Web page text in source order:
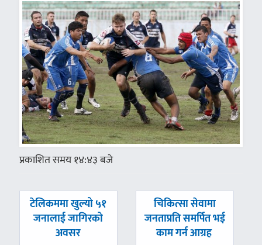
प्रकाशित समय १४:४३ बजे
पछिल्लाे
टेलिकममा खुल्यो ५१
जनालाई जागिरको
अवसर
अघिल्लाे
-
चिकित्सा सेवामा
जनताप्रति समर्पित भई
काम गर्न आग्रह